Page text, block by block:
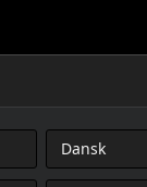
Dansk